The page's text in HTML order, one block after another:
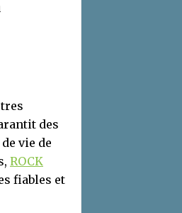
des
vie de
ROCK
fiables et